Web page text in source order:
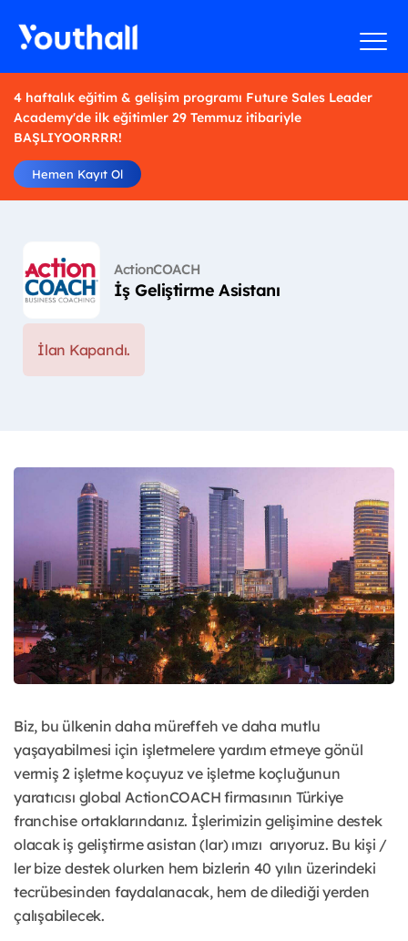
4 haftalık eğitim & gelişim programı Future Sales Leader
Academy'de ilk eğitimler 29 Temmuz itibariyle
BAŞLIYOORRRR!
Hemen Kayıt Ol
ActionCOACH
İş Geliştirme Asistanı
İlan Kapandı.
Biz, bu ülkenin daha müreffeh ve daha mutlu
yaşayabilmesi için işletmelere yardım etmeye gönül
vermiş 2 işletme koçuyuz ve işletme koçluğunun
yaratıcısı global ActionCOACH firmasının Türkiye
franchise ortaklarındanız. İşlerimizin gelişimine destek
olacak iş geliştirme asistan (lar) ımızı arıyoruz. Bu kişi /
ler bize destek olurken hem bizlerin 40 yılın üzerindeki
tecrübesinden faydalanacak, hem de dilediği yerden
çalışabilecek.